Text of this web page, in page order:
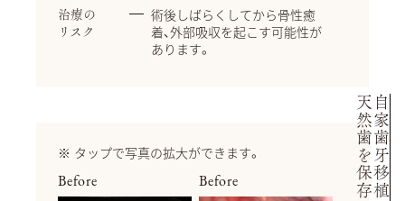
治療の
リスク
術後しばらくしてから骨性癒
着、外部吸収を起こす可能性が
あります。
タップで写真の拡大ができます。
Before Before